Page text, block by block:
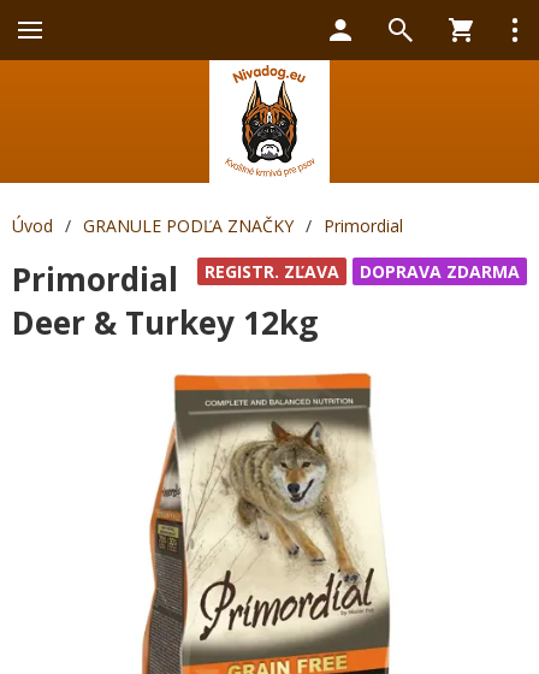
Úvod / GRANULE PODĽA ZNAČKY / Primordial
DOPRAVA ZDARMA
REGISTR. ZĽAVA
Primordial
Deer & Turkey 12kg